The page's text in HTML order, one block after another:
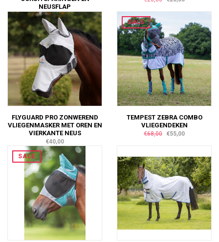
NEUSFLAP
€28,00 €15,00
FLYGUARD PRO ZONWEREND
VLIEGENMASKER MET OREN EN
VIERKANTE NEUS
€40,00
SALE
TEMPEST ZEBRA COMBO
VLIEGENDEKEN
€68,00 €55,00
SALE